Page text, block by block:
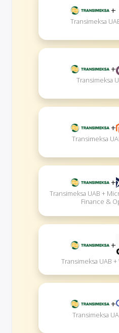
+
Transimeksa
+
Transimeksa
+
Transimeksa
+
Transimeksa UAB +
Finance &
+
Transimeksa UAB
+
Transimeksa